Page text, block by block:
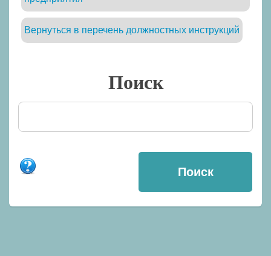
Вернуться в перечень должностных инструкций
Поиск